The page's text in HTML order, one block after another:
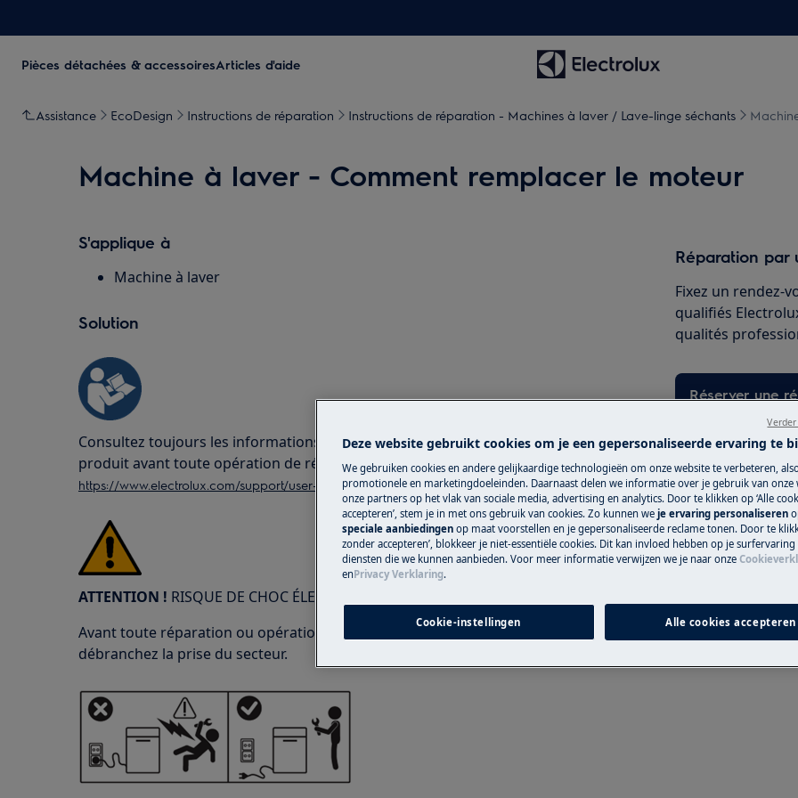
Pièces détachées & accessoiresArticles d'aide
Assistance EcoDesign Instructions de réparation Instructions de réparation - Machines à laver / Lave-linge séchants
Machine à laver - Comment remplacer le moteur
S'applique à
Machine à laver
Solution
Consultez toujours les informations de sécurité du manuel d'utilisation de votre
produit avant toute opération de réparation ou de maintenance.
https://www.electrolux.com/support/user-manuals/
ATTENTION ! RISQUE DE CHOC ÉLECTRIQUE
Avant toute réparation ou opération de maintenance, désactivez l'appareil et
débranchez la prise du secteur.
Réparation par
Fixez un rendez-
qualifiés
qualités
Réserver une
Pièces
Trouvez dans
détachées
Deze website gebruikt cookies om je een gepersonaliseerde ervaring te
We gebruiken cookies en andere gelijkaardige technologieën om onze website te verbeteren,
promotionele en marketingdoeleinden. Daarnaast delen we informatie over je gebruik van onze
onze partners op het vlak van sociale media, advertising en analytics. Door te klikken op ‘Alle
accepteren’, stem je in met ons gebruik van cookies. Zo kunnen we je ervaring personaliseren
speciale aanbiedingen op maat voorstellen en je gepersonaliseerde reclame tonen. Door te
zonder accepteren’, blokkeer je niet-essentiële cookies. Dit kan invloed hebben op je
diensten die we kunnen aanbieden. Voor meer informatie verwijzen we je naar onze
enPrivacy Verklaring.
Cookie-instellingen Alle cookies accepteren